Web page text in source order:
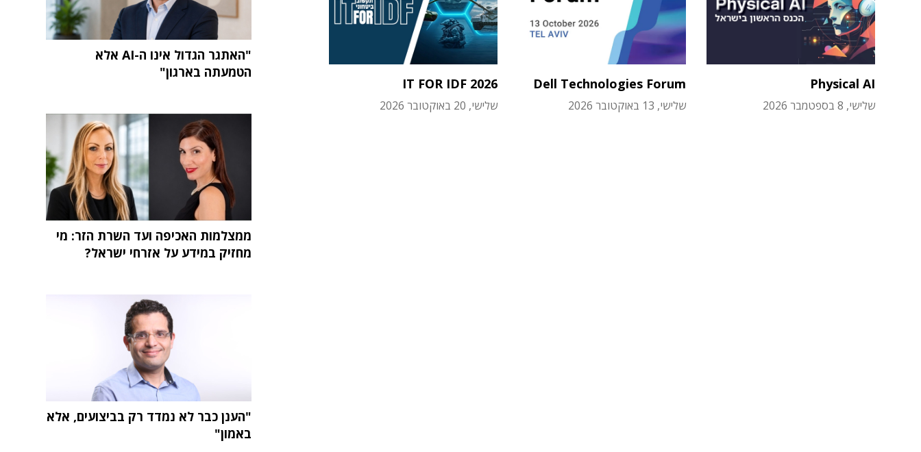
Physical AI
שלישי, 8 בספטמבר 2026
Dell Technologies Forum
שלישי, 13 באוקטובר 2026
IT FOR IDF 2026
שלישי, 20 באוקטובר 2026
"האתגר הגדול אינו ה-AI אלא
הטמעתה בארגון"
ממצלמות האכיפה ועד השרת הזר: מי
מחזיק במידע על אזרחי ישראל?
"הענן כבר לא נמדד רק בביצועים, אלא
באמון"